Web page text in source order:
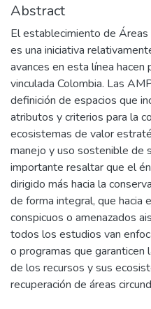
Abstract
El establecimiento de
es una iniciativa
avances en esta línea
vinculada Colombia. Las
definición de espacios que
atributos y criterios para la
ecosistemas de valor
manejo y uso sostenible de
importante resaltar que el
dirigido más hacia la
de forma integral, que hacia
conspicuos o amenazados
todos los estudios van
o programas que garanticen
de los recursos y sus
recuperación de áreas